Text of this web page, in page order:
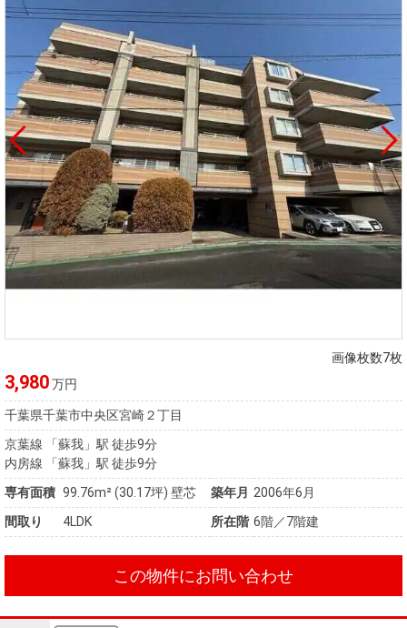
画像枚数7枚
3,980万円
千葉県千葉市中央区宮崎２丁目
京葉線 「蘇我」駅 徒歩9分
内房線 「蘇我」駅 徒歩9分
専有面積 99.76m²(30.17坪) 壁芯 築年月 2006年6月
間取り
4LDK 所在階 6階／7階建
この物件にお問い合わせ